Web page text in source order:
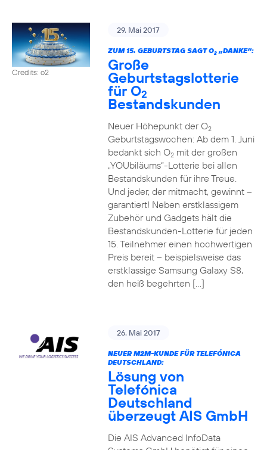
Credits: o2
29. Mai 2017
ZUM 15. GEBURTSTAG SAGT O2„DANKE“:
Große
Geburtstagslotterie
für O2
Bestandskunden
Neuer Höhepunkt der O2
Geburtstagswochen: Ab dem 1. Juni
bedankt sich O2mit der großen
„YOUbiläums“-Lotterie bei allen
Bestandskunden für ihre Treue.
Und jeder, der mitmacht, gewinnt –
garantiert! Neben erstklassigem
Zubehör und Gadgets hält die
Bestandskunden-Lotterie für jeden
15. Teilnehmer einen hochwertigen
Preis bereit – beispielsweise das
erstklassige Samsung Galaxy S8,
den heiß begehrten […]
26. Mai 2017
NEUER M2M-KUNDE FÜR TELEFÓNICA
DEUTSCHLAND:
Lösung von
Telefónica
Deutschland
überzeugt AIS GmbH
Die AIS Advanced InfoData